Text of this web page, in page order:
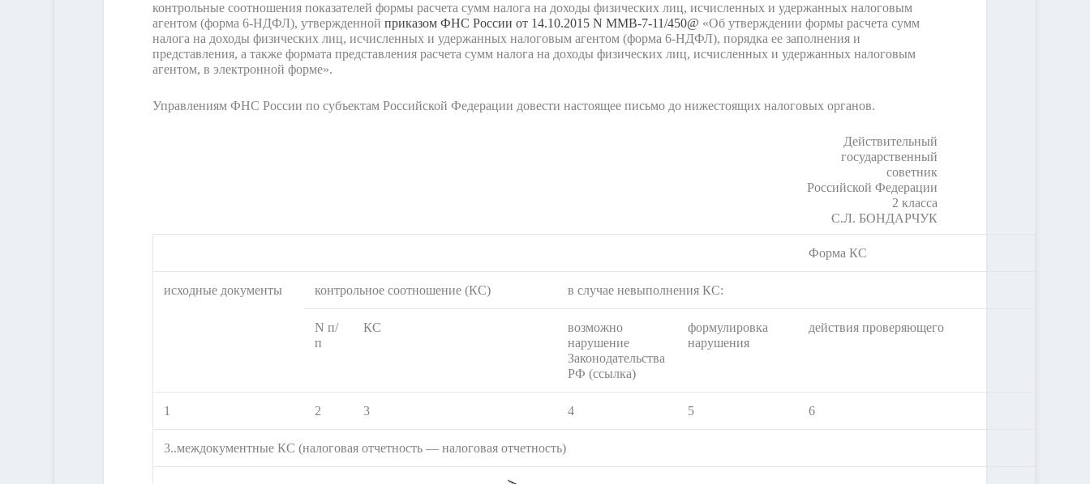
контрольные соотношения показателей формы расчета сумм налога на доходы физических лиц, исчисленных и удержанных налоговым
агентом (форма 6-НДФЛ), утвержденной приказом ФНС России от 14.10.2015 N ММВ-7-11/450@ «Об утверждении формы расчета сумм
налога на доходы физических лиц, исчисленных и удержанных налоговым агентом (форма 6-НДФЛ), порядка ее заполнения и
представления, а также формата представления расчета сумм налога на доходы физических лиц, исчисленных и удержанных налоговым
агентом, в электронной форме».
Управлениям ФНС России по субъектам Российской Федерации довести настоящее письмо до нижестоящих налоговых органов.
Действительный
государственный
советник
Российской Федерации
2 класса
С.Л. БОНДАРЧУК
Форма КС
исходные документы контрольное соотношение (КС) в случае невыполнения КС:
N п/
п
КС
возможно
нарушение
Законодательства
РФ (ссылка)
формулировка
нарушения
действия проверяющего
1 2 3 4 5 6
3..междокументные КС (налоговая отчетность — налоговая отчетность)